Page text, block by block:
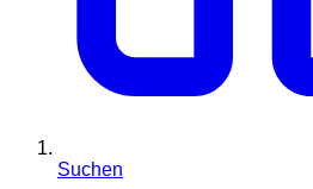
Suchen